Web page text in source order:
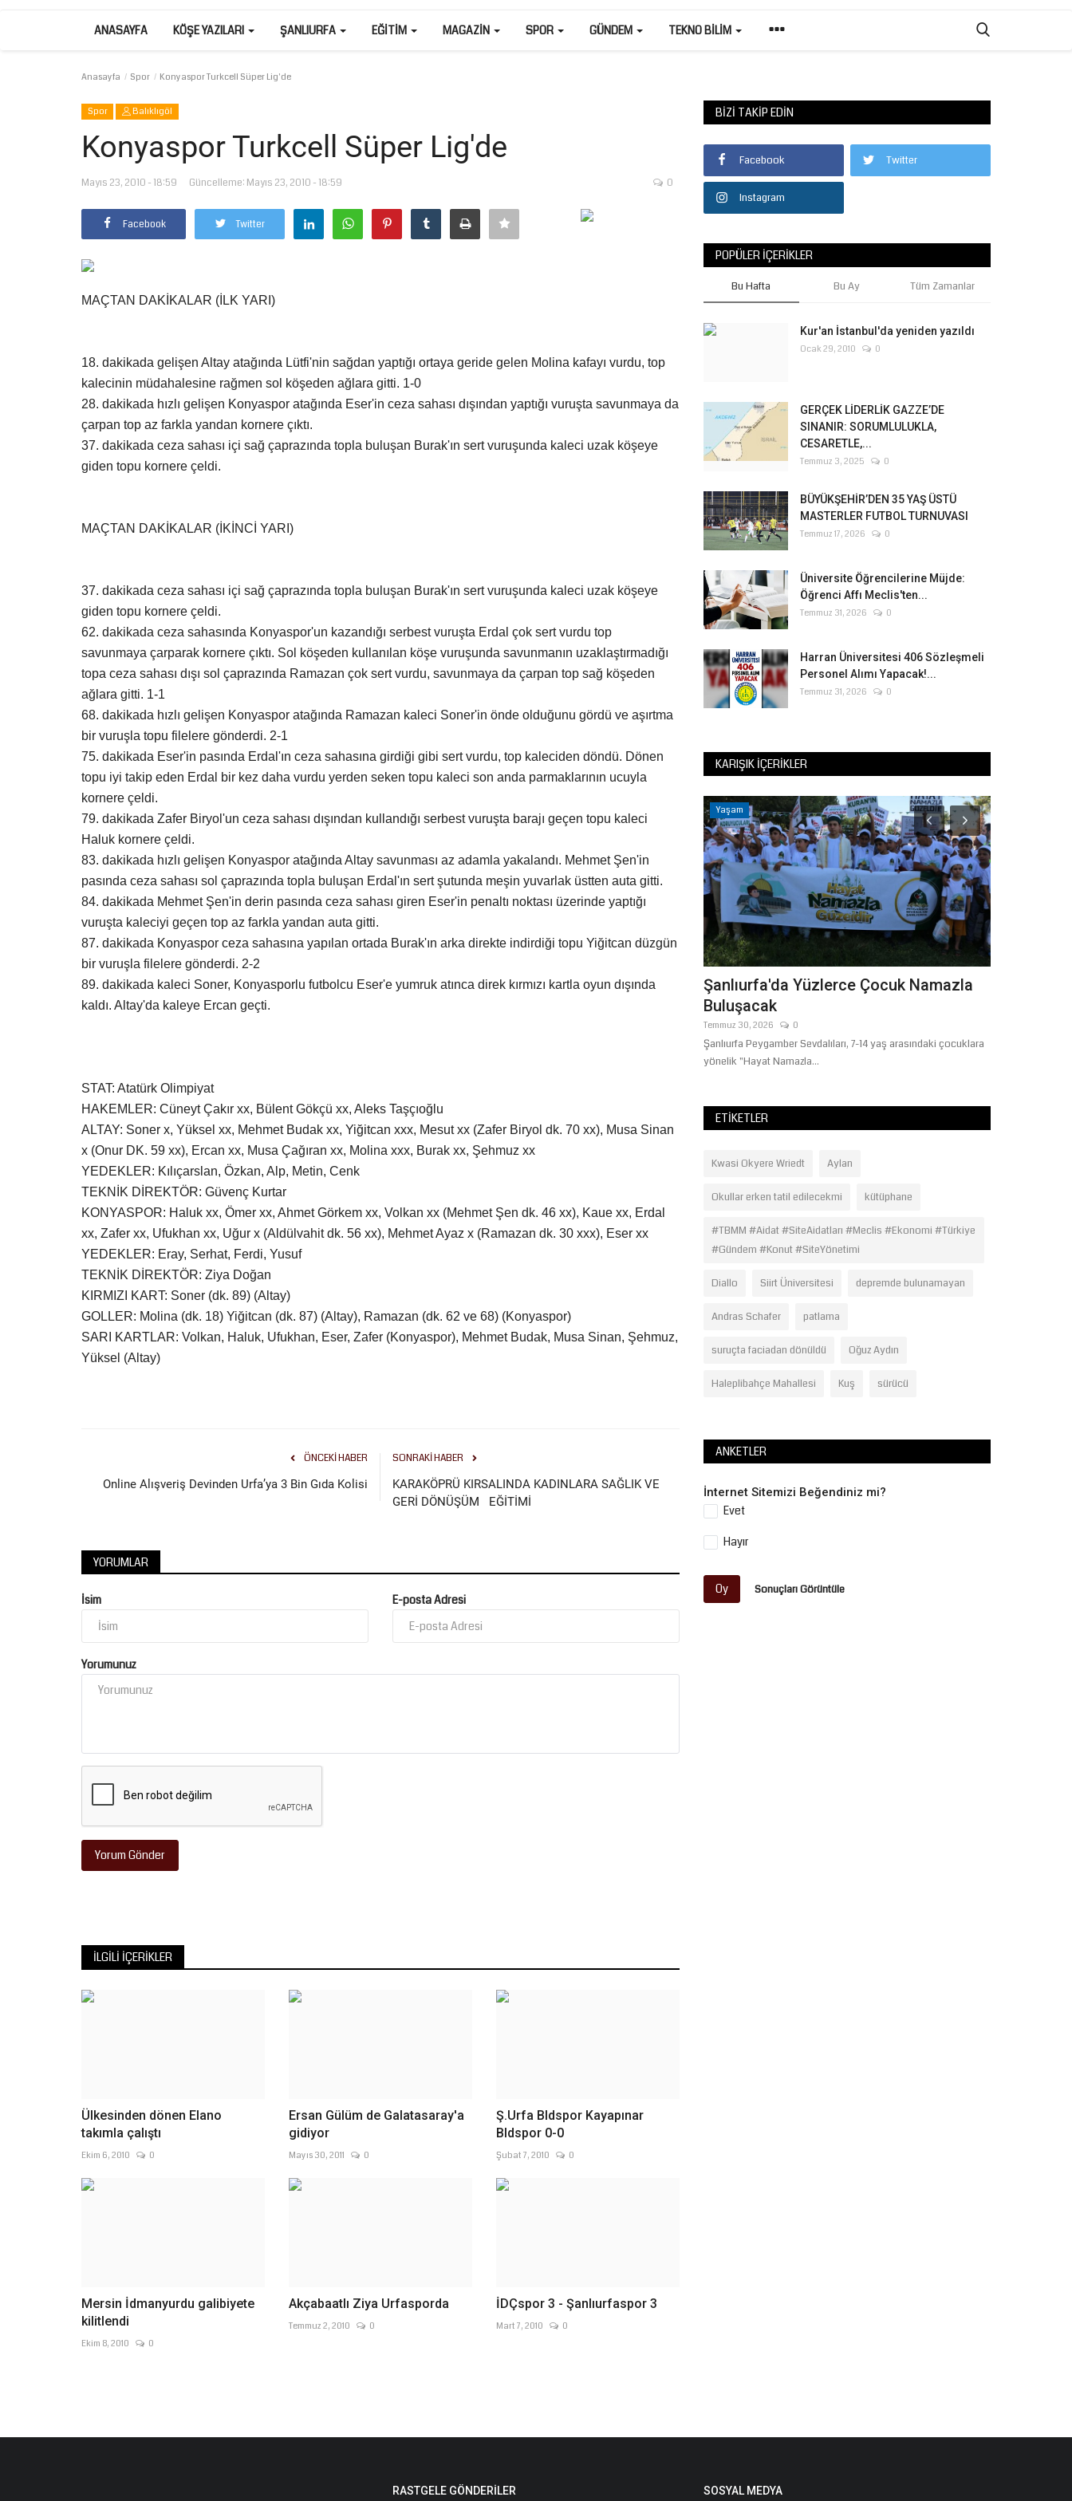
ANASAYFA KÖŞE YAZILARI ŞANLIURFA EĞITIM MAGAZIN SPOR GÜNDEM TEKNO BILIM
Anasayfa Spor Konyaspor Turkcell Süper Lig'de
Spor Balıklıgöl
Konyaspor Turkcell Süper Lig'de
Mayıs 23, 2010 - 18:59 Güncelleme: Mayıs 23, 2010 - 18:59 0
Facebook Twitter
MAÇTAN DAKİKALAR (İLK YARI)
18. dakikada gelişen Altay atağında Lütfi'nin sağdan yaptığı ortaya geride gelen Molina kafayı vurdu, top
kalecinin müdahalesine rağmen sol köşeden ağlara gitti. 1-0
28. dakikada hızlı gelişen Konyaspor atağında Eser'in ceza sahası dışından yaptığı vuruşta savunmaya da
çarpan top az farkla yandan kornere çıktı.
37. dakikada ceza sahası içi sağ çaprazında topla buluşan Burak'ın sert vuruşunda kaleci uzak köşeye
giden topu kornere çeldi.
MAÇTAN DAKİKALAR (İKİNCİ YARI)
37. dakikada ceza sahası içi sağ çaprazında topla buluşan Burak'ın sert vuruşunda kaleci uzak köşeye
giden topu kornere çeldi.
62. dakikada ceza sahasında Konyaspor'un kazandığı serbest vuruşta Erdal çok sert vurdu top
savunmaya çarparak kornere çıktı. Sol köşeden kullanılan köşe vuruşunda savunmanın uzaklaştırmadığı
topa ceza sahası dışı sol çaprazında Ramazan çok sert vurdu, savunmaya da çarpan top sağ köşeden
ağlara gitti. 1-1
68. dakikada hızlı gelişen Konyaspor atağında Ramazan kaleci Soner'in önde olduğunu gördü ve aşırtma
bir vuruşla topu filelere gönderdi. 2-1
75. dakikada Eser'in pasında Erdal'ın ceza sahasına girdiği gibi sert vurdu, top kaleciden döndü. Dönen
topu iyi takip eden Erdal bir kez daha vurdu yerden seken topu kaleci son anda parmaklarının ucuyla
kornere çeldi.
79. dakikada Zafer Biryol'un ceza sahası dışından kullandığı serbest vuruşta barajı geçen topu kaleci
Haluk kornere çeldi.
83. dakikada hızlı gelişen Konyaspor atağında Altay savunması az adamla yakalandı. Mehmet Şen'in
pasında ceza sahası sol çaprazında topla buluşan Erdal'ın sert şutunda meşin yuvarlak üstten auta gitti.
84. dakikada Mehmet Şen'in derin pasında ceza sahası giren Eser'in penaltı noktası üzerinde yaptığı
vuruşta kaleciyi geçen top az farkla yandan auta gitti.
87. dakikada Konyaspor ceza sahasına yapılan ortada Burak'ın arka direkte indirdiği topu Yiğitcan düzgün
bir vuruşla filelere gönderdi. 2-2
89. dakikada kaleci Soner, Konyasporlu futbolcu Eser'e yumruk atınca direk kırmızı kartla oyun dışında
kaldı. Altay'da kaleye Ercan geçti.
STAT: Atatürk Olimpiyat
HAKEMLER: Cüneyt Çakır xx, Bülent Gökçü xx, Aleks Taşçıoğlu
ALTAY: Soner x, Yüksel xx, Mehmet Budak xx, Yiğitcan xxx, Mesut xx (Zafer Biryol dk. 70 xx), Musa Sinan
x (Onur DK. 59 xx), Ercan xx, Musa Çağıran xx, Molina xxx, Burak xx, Şehmuz xx
YEDEKLER: Kılıçarslan, Özkan, Alp, Metin, Cenk
TEKNİK DİREKTÖR: Güvenç Kurtar
KONYASPOR: Haluk xx, Ömer xx, Ahmet Görkem xx, Volkan xx (Mehmet Şen dk. 46 xx), Kaue xx, Erdal
xx, Zafer xx, Ufukhan xx, Uğur x (Aldülvahit dk. 56 xx), Mehmet Ayaz x (Ramazan dk. 30 xxx), Eser xx
YEDEKLER: Eray, Serhat, Ferdi, Yusuf
TEKNİK DİREKTÖR: Ziya Doğan
KIRMIZI KART: Soner (dk. 89) (Altay)
GOLLER: Molina (dk. 18) Yiğitcan (dk. 87) (Altay), Ramazan (dk. 62 ve 68) (Konyaspor)
SARI KARTLAR: Volkan, Haluk, Ufukhan, Eser, Zafer (Konyaspor), Mehmet Budak, Musa Sinan, Şehmuz,
Yüksel (Altay)
ÖNCEKI HABER
Online Alışveriş Devinden Urfa’ya 3 Bin Gıda Kolisi
SONRAKI HABER
KARAKÖPRÜ KIRSALINDA KADINLARA SAĞLIK VE
GERİ DÖNÜŞÜM EĞİTİMİ
YORUMLAR
İsim E-posta Adresi
Yorumunuz
Yorum Gönder
İLGILI İÇERIKLER
Ülkesinden dönen Elano
takımla çalıştı
Ekim 6, 2010 0
Ersan Gülüm de Galatasaray'a
gidiyor
Mayıs 30, 2011 0
Ş.Urfa Bldspor Kayapınar
Bldspor 0-0
Şubat 7, 2010 0
Mersin İdmanyurdu galibiyete
kilitlendi
Ekim 8, 2010 0
Akçabaatlı Ziya Urfasporda
Temmuz 2, 2010 0
İDÇspor 3 - Şanlıurfaspor 3
Mart 7, 2010 0
BIZI TAKIP EDIN
Facebook Twitter
Instagram
POPÜLER İÇERIKLER
Bu Hafta Bu Ay Tüm Zamanlar
Kur'an İstanbul'da yeniden yazıldı
Ocak 29, 2010 0
GERÇEK LİDERLİK GAZZE’DE
SINANIR: SORUMLULUKLA,
CESARETLE,...
Temmuz 3, 2025 0
BÜYÜKŞEHİR’DEN 35 YAŞ ÜSTÜ
MASTERLER FUTBOL TURNUVASI
Temmuz 17, 2026 0
Üniversite Öğrencilerine Müjde:
Öğrenci Affı Meclis'ten...
Temmuz 31, 2026 0
Harran Üniversitesi 406 Sözleşmeli
Personel Alımı Yapacak!...
Temmuz 31, 2026 0
KARIŞIK İÇERIKLER
GÜLPINAR, LGS ŞAMPİYONLARINI
AĞIRLADI
SON DAKİKA: Anahat Holding ve Gain
Yaşam
Şanlıurfa'da Yüzlerce Çocuk Namazla
Buluşacak
Temmuz 30, 2026 0
Şanlıurfa Peygamber Sevdalıları, 7-14 yaş arasındaki çocuklara
yönelik "Hayat Namazla...
ETIKETLER
Kwasi Okyere Wriedt Aylan
Okullar erken tatil edilecekmi kütüphane
#TBMM #Aidat #SiteAidatları #Meclis #Ekonomi #Türkiye
#Gündem #Konut #SiteYönetimi
Diallo Siirt Üniversitesi depremde bulunamayan
Andras Schafer patlama
suruçta faciadan dönüldü Oğuz Aydın
Haleplibahçe Mahallesi Kuş sürücü
ANKETLER
İnternet Sitemizi Beğendiniz mi?
Evet
Hayır
Oy Sonuçları Görüntüle
RASTGELE GÖNDERILER SOSYAL MEDYA